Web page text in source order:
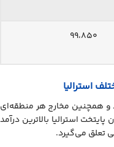
۹۹،۸۵۰
استرالیا
و همچنین مخارج هر منطقه‌ای
استرالیا بالاترین درآمد
تعلق می‌گیرد.